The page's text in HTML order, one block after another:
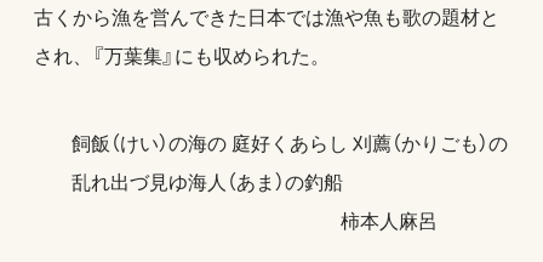
古くから漁を営んできた日本では漁や魚も歌の題材と
され、『万葉集』にも収められた。
飼飯（けい）の海の 庭好くあらし 刈薦（かりごも）の
乱れ出づ見ゆ海人（あま）の釣船
柿本人麻呂